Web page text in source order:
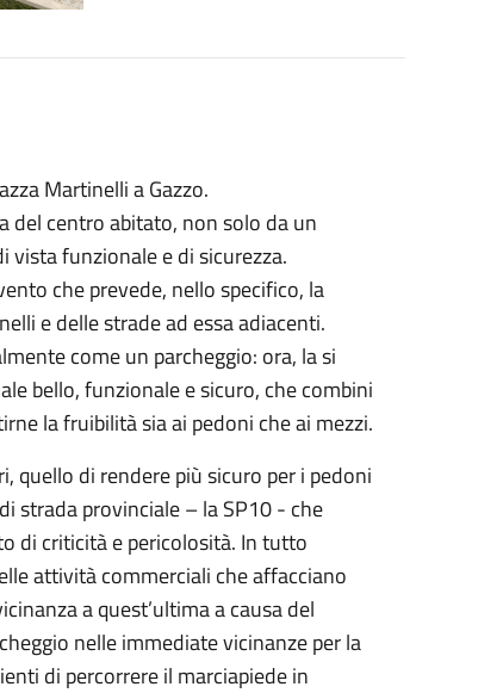
Martinelli a Gazzo.
del centro abitato, non solo da un
funzionale e di sicurezza.
che prevede, nello specifico, la
e delle strade ad essa adiacenti.
come un parcheggio: ora, la si
bello, funzionale e sicuro, che combini
la fruibilità sia ai pedoni che ai mezzi.
di rendere più sicuro per i pedoni
strada provinciale – la SP10 - che
di criticità e pericolosità. In tutto
attività commerciali che affacciano
a quest’ultima a causa del
nelle immediate vicinanze per la
di percorrere il marciapiede in